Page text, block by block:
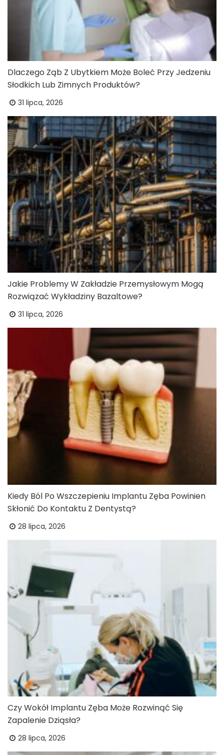
Dlaczego Ząb Z Ubytkiem Może Boleć Przy Jedzeniu
Słodkich Lub Zimnych Produktów?
31 lipca, 2026
Jakie Problemy W Zakładzie Przemysłowym Mogą
Rozwiązać Wykładziny Bazaltowe?
31 lipca, 2026
Kiedy Ból Po Wszczepieniu Implantu Zęba Powinien
Skłonić Do Kontaktu Z Dentystą?
28 lipca, 2026
Czy Wokół Implantu Zęba Może Rozwinąć Się
Zapalenie Dziąsła?
28 lipca, 2026